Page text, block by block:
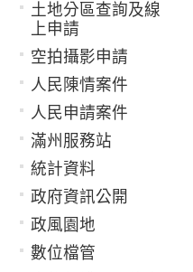
土地分區查詢及線
上申請
空拍攝影申請
人民陳情案件
人民申請案件
滿州服務站
統計資料
政府資訊公開
政風園地
數位檔管